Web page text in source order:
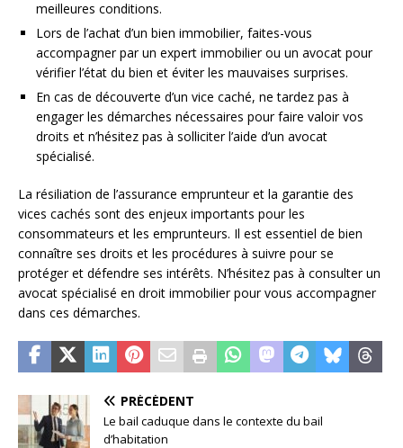
meilleures conditions.
Lors de l’achat d’un bien immobilier, faites-vous
accompagner par un expert immobilier ou un avocat pour
vérifier l’état du bien et éviter les mauvaises surprises.
En cas de découverte d’un vice caché, ne tardez pas à
engager les démarches nécessaires pour faire valoir vos
droits et n’hésitez pas à solliciter l’aide d’un avocat
spécialisé.
La résiliation de l’assurance emprunteur et la garantie des
vices cachés sont des enjeux importants pour les
consommateurs et les emprunteurs. Il est essentiel de bien
connaître ses droits et les procédures à suivre pour se
protéger et défendre ses intérêts. N’hésitez pas à consulter un
avocat spécialisé en droit immobilier pour vous accompagner
dans ces démarches.
PRÉCÉDENT
Le bail caduque dans le contexte du bail
d’habitation